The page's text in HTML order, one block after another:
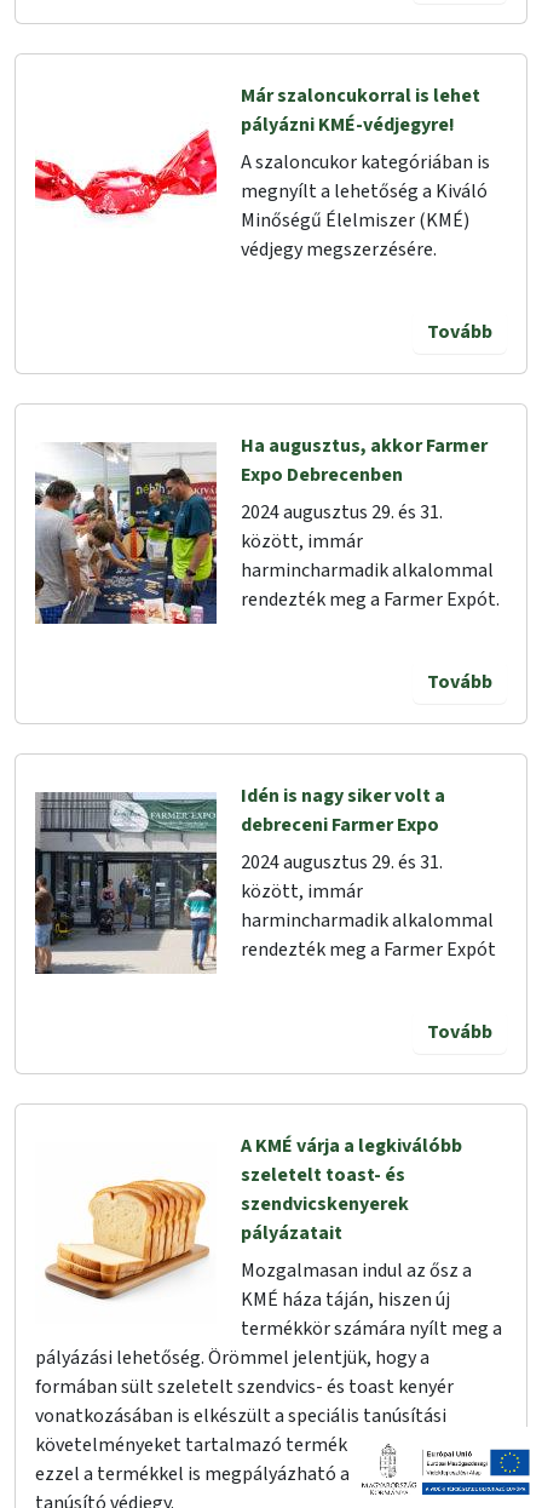
Már szaloncukorral is lehet
pályázni KMÉ-védjegyre!
A szaloncukor kategóriában is
megnyílt a lehetőség a Kiváló
Minőségű Élelmiszer (KMÉ)
védjegy megszerzésére.
Tovább
Ha augusztus, akkor Farmer
Expo Debrecenben
2024 augusztus 29. és 31.
között, immár
harmincharmadik alkalommal
rendezték meg a Farmer Expót.
Tovább
Idén is nagy siker volt a
debreceni Farmer Expo
2024 augusztus 29. és 31.
között, immár
harmincharmadik alkalommal
rendezték meg a Farmer Expót
Tovább
A KMÉ várja a legkiválóbb
szeletelt toast- és
szendvicskenyerek
pályázatait
Mozgalmasan indul az ősz a
KMÉ háza táján, hiszen új
termékkör számára nyílt meg a
pályázási lehetőség. Örömmel jelentjük, hogy a
formában sült szeletelt szendvics- és toast kenyér
vonatkozásában is elkészült a speciális tanúsítási
követelményeket tartalmazó termékleírás, így már
ezzel a termékkel is megpályázható a kiváló minőséget